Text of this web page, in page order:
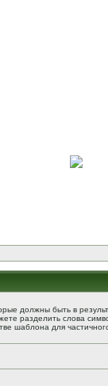
должны быть в
разделить слова
шаблона для